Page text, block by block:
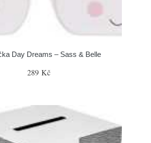
Day Dreams – Sass & Belle
289 Kč